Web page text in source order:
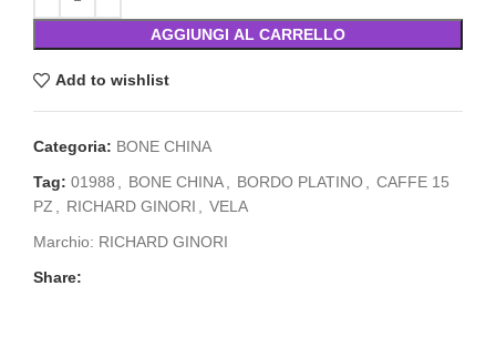
AGGIUNGI AL CARRELLO
Add to wishlist
Categoria: BONE CHINA
Tag: 01988 BONE CHINA BORDO PLATINO
CAFFE 15
PZ
RICHARD GINORI
VELA
Marchio: RICHARD GINORI
Share: